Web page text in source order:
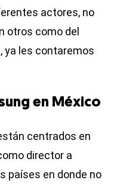
actores, no
otros como del
ya les contaremos
en México
centrados en
director a
países en donde no